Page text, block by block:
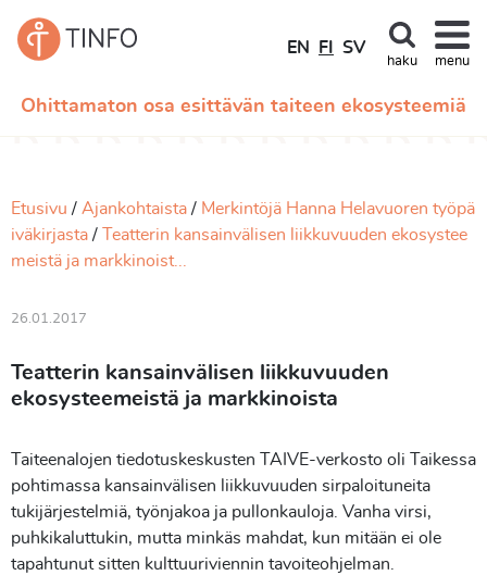
Ohittamaton osa esittävän taiteen ekosysteemiä
EN FI SV
haku menu
Etusivu Ajankohtaista
Merkintöjä Hanna Helavuoren työpä
iväkirjasta
Teatterin kansainvälisen liikkuvuuden ekosystee
meistä ja markkinoist...
26.01.2017
Teatterin kansainvälisen liikkuvuuden
ekosysteemeistä ja markkinoista
Taiteenalojen tiedotuskeskusten TAIVE-verkosto oli Taikessa
pohtimassa kansainvälisen liikkuvuuden sirpaloituneita
tukijärjestelmiä, työnjakoa ja pullonkauloja. Vanha virsi,
puhkikaluttukin, mutta minkäs mahdat, kun mitään ei ole
tapahtunut sitten kulttuuriviennin tavoiteohjelman.